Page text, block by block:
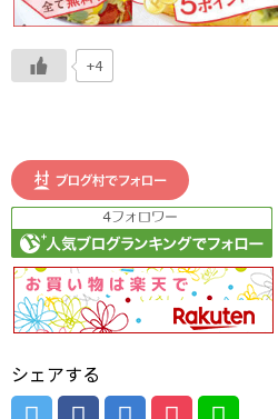
+4
シェアする